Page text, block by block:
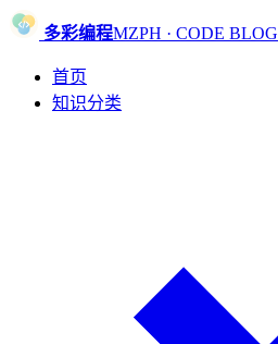
多彩编程MZPH · CODE BLOG
首页
知识分类